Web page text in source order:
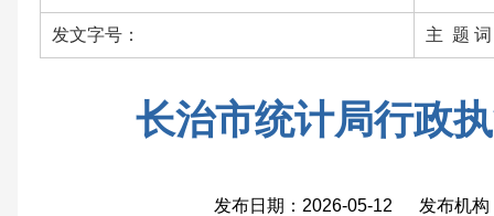
发文字号： 主 题 词
长治市统计局行政
发布日期：2026-05-12 发布机构